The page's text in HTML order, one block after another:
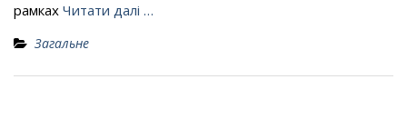
рамках Читати далі …
Загальне